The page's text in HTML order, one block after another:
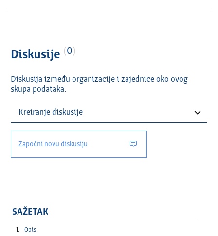
Diskusije 0
Diskusija između organizacije i zajednice oko ovog
skupa podataka.
Započni novu diskusiju
SAŽETAK
Opis